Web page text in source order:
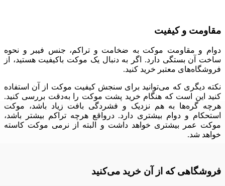
مقاومت و کیفیت
دوام و مقاومت موکت به ضخامت و تراکم، جنس فیبر و نحوه
ساخت آن بستگی دارد.
اگر به دنبال یک موکت باکیفیت هستید، از
فروشگاه‌های معتبر خرید کنید.
نکته دیگری که می‌توانید برای سنجش کیفیت موکت از آن استفاده
کنید این است که هنگام خرید پشت موکت را به‌دقت بررسی کنید.
هرچه گره‌ها به هم نزدیک و فشردگی بافت زیاد باشد، موکت
استحکام و دوام بیشتری دارد.درواقع هرچه تراکم بیشتر باشد،
موکت عمر بیشتری خواهد داشت و البته از نرمی موکت کاسته
خواهد شد.
فروشگاهی که از آن خرید می‌‌کنید